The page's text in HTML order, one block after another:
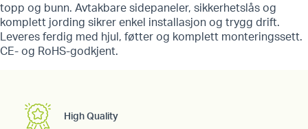
topp og bunn. Avtakbare sidepaneler, sikkerhetslås og
komplett jording sikrer enkel installasjon og trygg drift.
Leveres ferdig med hjul, føtter og komplett monteringssett.
CE- og RoHS-godkjent.
High Quality